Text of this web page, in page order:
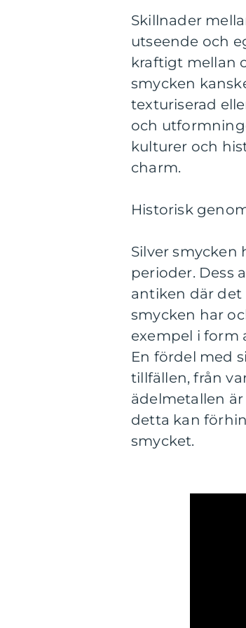
Skillnader
utseende och
kraftigt mellan
smycken
texturiserad
och
kulturer och
charm.
Historisk
Silver smycken
perioder. Dess
antiken där det
smycken har
exempel i form
En fördel med
tillfällen, från
ädelmetallen
detta kan
smycket.